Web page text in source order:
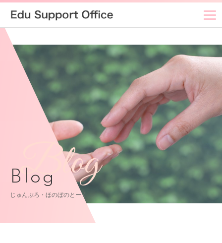
Blog
Blog
じゅんぶろ・ほのぼのとーく